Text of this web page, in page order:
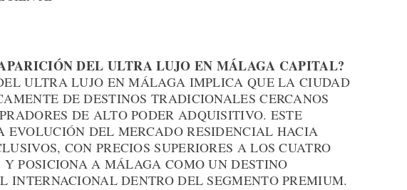
DEL ULTRA LUJO EN MÁLAGA CAPITAL?
ULTRA LUJO EN MÁLAGA IMPLICA QUE LA CIUDAD
DE DESTINOS TRADICIONALES CERCANOS
DE ALTO PODER ADQUISITIVO. ESTE
EVOLUCIÓN DEL MERCADO RESIDENCIAL HACIA
CON PRECIOS SUPERIORES A LOS CUATRO
Y POSICIONA A MÁLAGA COMO UN DESTINO
INTERNACIONAL DENTRO DEL SEGMENTO PREMIUM.